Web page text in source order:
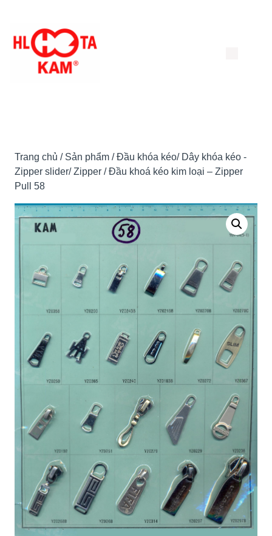
đến
Trang chủ / Sản phẩm /Đầu khóa kéo/ Dây khóa kéo -
Zipper slider/ Zipper / Đầu khoá kéo kim loại – Zipper
Pull 58